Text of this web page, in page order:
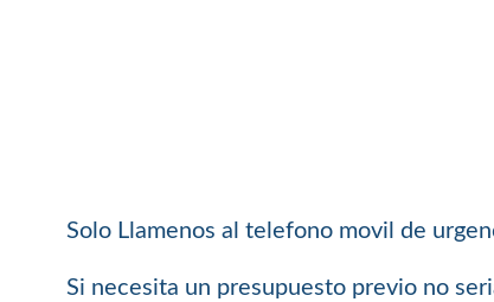
Solo Llamenos al telefono movil de
Si necesita un presupuesto previo no